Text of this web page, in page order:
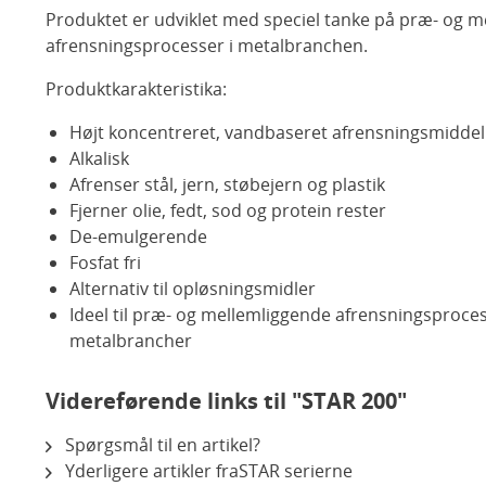
Produktet er udviklet med speciel tanke på præ- og
afrensningsprocesser i metalbranchen.
Produktkarakteristika:
Højt koncentreret, vandbaseret afrensningsmiddel
Alkalisk
Afrenser stål, jern, støbejern og plastik
Fjerner olie, fedt, sod og protein rester
De-emulgerende
Fosfat fri
Alternativ til opløsningsmidler
Ideel til præ- og mellemliggende
metalbrancher
Videreførende links til "STAR 200"
Spørgsmål til en artikel?
Yderligere artikler fraSTAR serierne